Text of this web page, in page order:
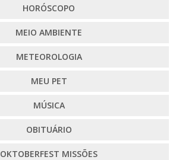
HORÓSCOPO
MEIO AMBIENTE
METEOROLOGIA
MEU PET
MÚSICA
OBITUÁRIO
OKTOBERFEST MISSÕES